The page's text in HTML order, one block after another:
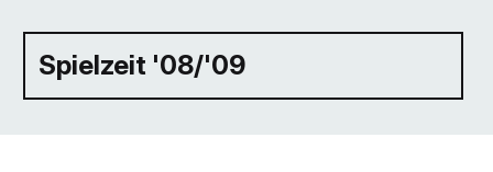
Spielzeit '08/'09